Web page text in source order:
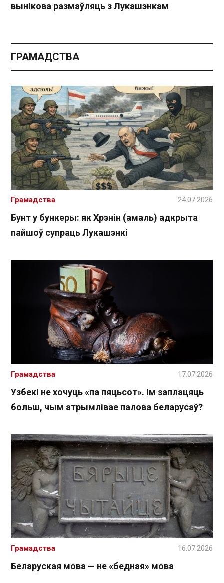
вынікова размаўляць з Лукашэнкам
ГРАМАДСТВА
Бунт у бункеры: як Хрэнін (амаль) адкрыта
пайшоў супраць Лукашэнкі
Грамадства 24.07.2026
Узбекі не хочуць «па пяцьсот». Ім заплацяць
больш, чым атрымлівае палова беларусаў?
Грамадства 17.07.2026
Беларуская мова — не «бедная» мова
Грамадства 16.07.2026